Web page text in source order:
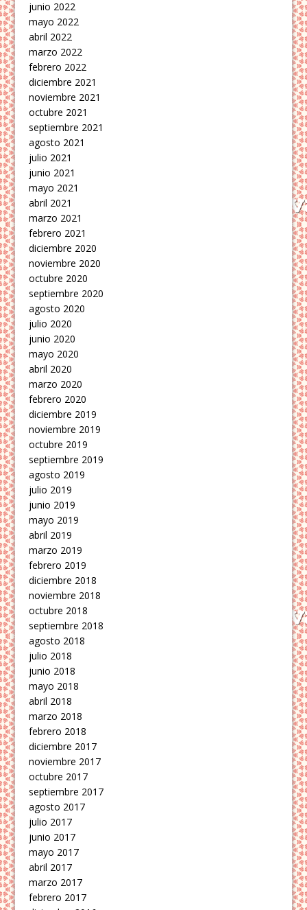
junio 2022
mayo 2022
abril 2022
marzo 2022
febrero 2022
diciembre 2021
noviembre 2021
octubre 2021
septiembre 2021
agosto 2021
julio 2021
junio 2021
mayo 2021
abril 2021
marzo 2021
febrero 2021
diciembre 2020
noviembre 2020
octubre 2020
septiembre 2020
agosto 2020
julio 2020
junio 2020
mayo 2020
abril 2020
marzo 2020
febrero 2020
diciembre 2019
noviembre 2019
octubre 2019
septiembre 2019
agosto 2019
julio 2019
junio 2019
mayo 2019
abril 2019
marzo 2019
febrero 2019
diciembre 2018
noviembre 2018
octubre 2018
septiembre 2018
agosto 2018
julio 2018
junio 2018
mayo 2018
abril 2018
marzo 2018
febrero 2018
diciembre 2017
noviembre 2017
octubre 2017
septiembre 2017
agosto 2017
julio 2017
junio 2017
mayo 2017
abril 2017
marzo 2017
febrero 2017